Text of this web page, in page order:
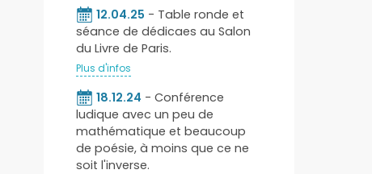
12.04.25 - Table ronde et
séance de dédicaes au Salon
du Livre de Paris.
Plus d'infos
18.12.24 - Conférence
ludique avec un peu de
mathématique et beaucoup
de poésie, à moins que ce ne
soit l'inverse.